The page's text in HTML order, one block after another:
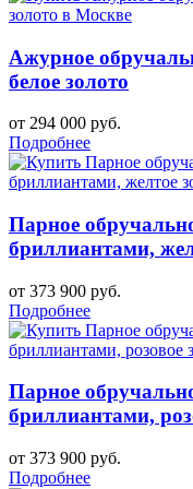
Ажурное
белое золото
от 294 000 руб.
Подробнее
Парное
бриллиантами,
от 373 900 руб.
Подробнее
Парное
бриллиантами,
от 373 900 руб.
Подробнее